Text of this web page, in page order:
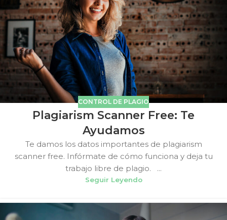
CONTROL DE PLAGIO
Plagiarism Scanner Free: Te
Ayudamos
Te damos los datos importantes de plagiarism
scanner free. Infórmate de cómo funciona y deja tu
trabajo libre de plagio. ...
Seguir Leyendo